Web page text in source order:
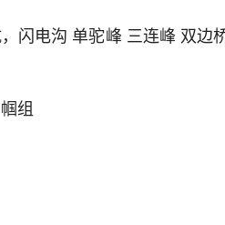
闪电沟 单驼峰 三连峰 双边
组